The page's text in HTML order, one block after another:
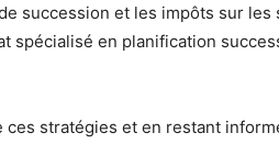
succession et les impôts sur
spécialisé en planification
stratégies et en restant